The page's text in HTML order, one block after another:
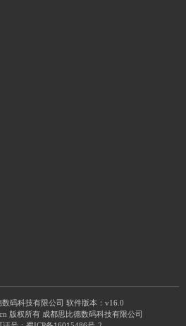
码科技有限公司
软件版本：v16.0
版权所有 成都思比德数码科技有限公司